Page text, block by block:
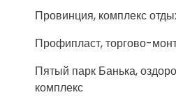
Провинция, комплекс
Профипласт, торгово-
Пятый парк Банька,
комплекс